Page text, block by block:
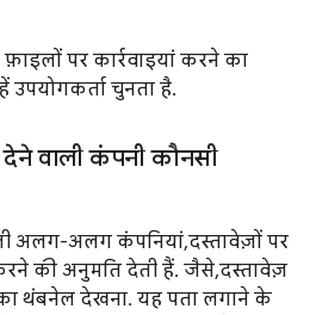
पर कार्रवाइयां करने का
उपयोगकर्ता चुनता है.
वाली कंपनी कौनसी
अलग-अलग कंपनियां, दस्तावेज़ों पर
की अनुमति देती हैं. जैसे, दस्तावेज़
थंबनेल देखना. यह पता लगाने के